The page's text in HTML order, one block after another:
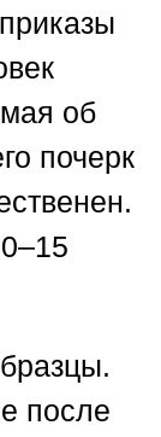
об
почерк
после